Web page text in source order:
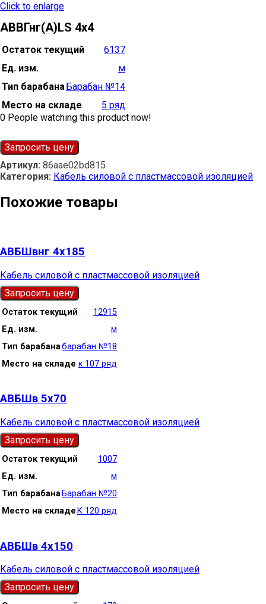
Click to enlarge
АВВГнг(А)LS 4х4
Остаток текущий
6137
Ед. изм.
м
Тип барабана Барабан №14
Место на складе
5 ряд
0 People watching this product now!
Запросить цену
Артикул: 86aae02bd815
Категория: Кабель силовой с пластмассовой изоляцией
Похожие товары
АВБШвнг 4х185
Кабель силовой с пластмассовой изоляцией
Запросить цену
Остаток текущий
12915
Ед. изм.
м
Тип барабанабарабан №18
Место на складе к 107 ряд
АВБШв 5х70
Кабель силовой с пластмассовой изоляцией
Запросить цену
Остаток текущий
1007
Ед. изм.
м
Тип барабана Барабан №20
Место на складе К 120 ряд
АВБШв 4х150
Кабель силовой с пластмассовой изоляцией
Запросить цену